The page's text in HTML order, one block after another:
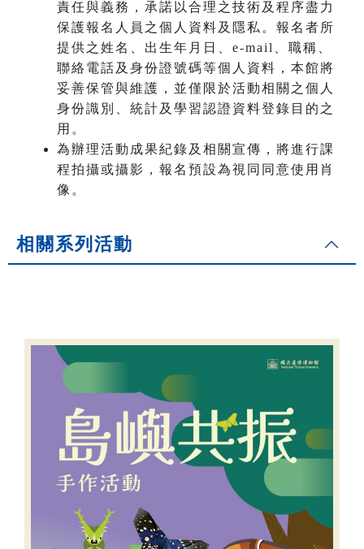
責任與義務，承諾以合理之技術及程序盡力
保護報名人員之個人資料及隱私。報名者所
提供之姓名、出生年月日、e-mail、職稱、
聯絡電話及身份證號碼等個人資料，本館將
妥善保管與維護，並僅限於活動相關之個人
身份識別、統計及學習認證資料登錄目的之
用。
為辦理活動成果紀錄及相關宣傳，將進行課
程拍攝或攝影，報名預設為視同同意使用肖
像。
相關系列活動